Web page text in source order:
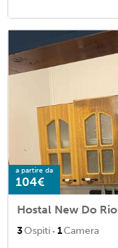
a partire da
104€
Hostal New Do Rio
3Ospiti · 1Camera